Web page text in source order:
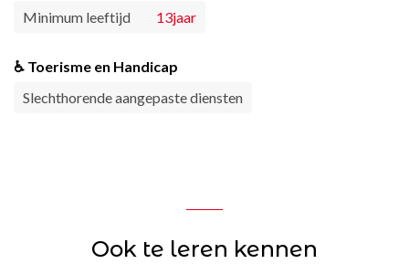
Minimum leeftijd
13jaar
♿ Toerisme en Handicap
Slechthorende aangepaste diensten
Ook te leren kennen